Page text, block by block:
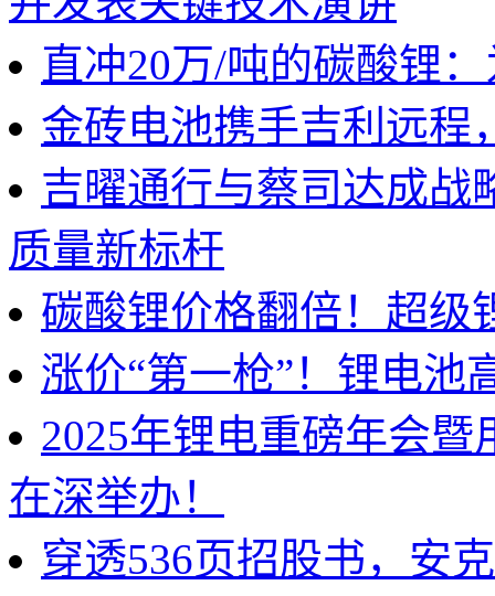
直冲20万/吨的碳酸锂
金砖电池携手吉利远程
吉曜通行与蔡司达成战
质量新标杆
碳酸锂价格翻倍！超级
涨价“第一枪”！锂电池
2025年锂电重磅年会
在深举办！
穿透536页招股书，安